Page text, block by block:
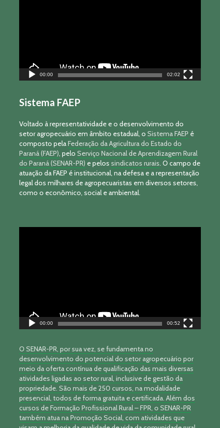
00:00 02:02
Sistema FAEP
Voltado à representatividade e o desenvolvimento do
setor agropecuário em âmbito estadual, o Sistema FAEP é
composto pelaFederação da Agricultura do Estado do
Paraná (FAEP), pelo Serviço Nacional de Aprendizagem Rural
do Paraná (SENAR-PR) e pelos sindicatos rurais. O campo de
atuação da FAEP é institucional, na defesa e a representação
legal dos milhares de agropecuaristas em diversos setores,
como o econômico, social e ambiental.
00:00 00:52
O SENAR-PR, por sua vez, se fundamenta no
desenvolvimento do potencial do setor agropecuário por
meio da oferta contínua de qualificação das mais diversas
atividades ligadas ao setor rural, inclusive de gestão da
propriedade. São mais de 250 cursos, na modalidade
presencial, todos de forma gratuita e certificada. Além dos
cursos de Formação Profissional Rural – FPR, o SENAR-PR
também atua na Promoção Social, com atividades que